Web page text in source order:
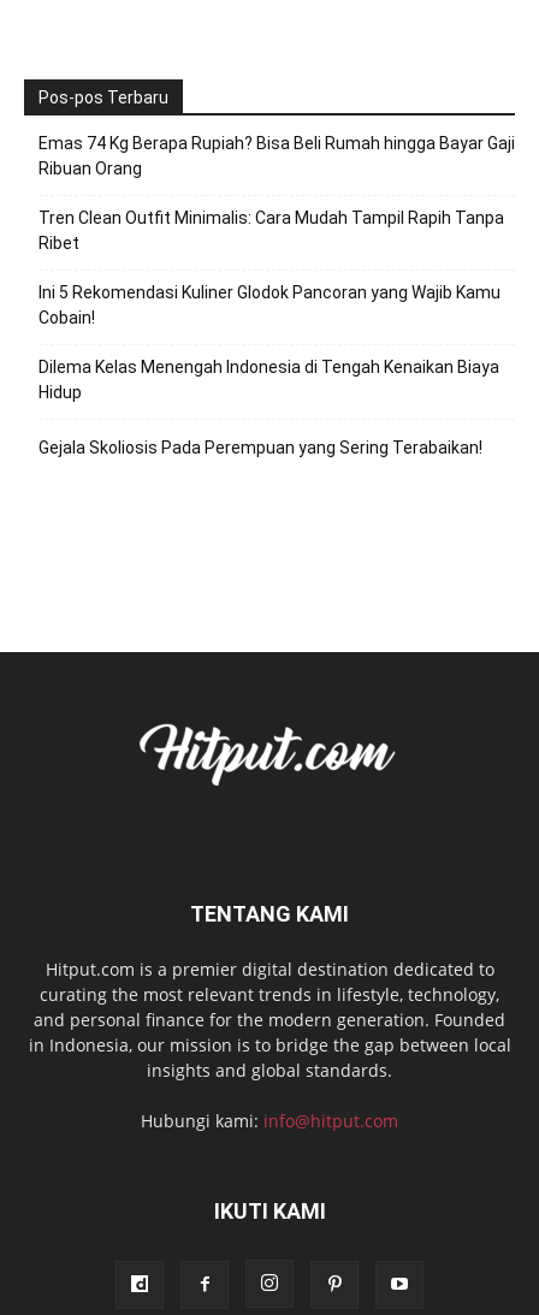
Pos-pos Terbaru
Emas 74 Kg Berapa Rupiah? Bisa Beli Rumah hingga Bayar Gaji
Ribuan Orang
Tren Clean Outfit Minimalis: Cara Mudah Tampil Rapih Tanpa
Ribet
Ini 5 Rekomendasi Kuliner Glodok Pancoran yang Wajib Kamu
Cobain!
Dilema Kelas Menengah Indonesia di Tengah Kenaikan Biaya
Hidup
Gejala Skoliosis Pada Perempuan yang Sering Terabaikan!
TENTANG KAMI
Hitput.com is a premier digital destination dedicated to
curating the most relevant trends in lifestyle, technology,
and personal finance for the modern generation. Founded
in Indonesia, our mission is to bridge the gap between local
insights and global standards.
Hubungi kami: info@hitput.com
IKUTI KAMI